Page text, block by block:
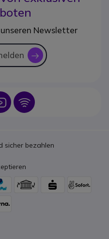
Newsletter
icon
Icon Icon
sicher bezahlen